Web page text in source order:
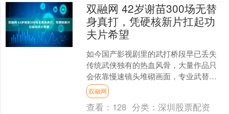
双融网 42岁谢苗300场无替
身真打，凭硬核新片扛起功
夫片希望
如今国产影视剧里的武打桥段早已丢失
传统武侠独有的热血风骨，大量作品只
会依靠慢速镜头堆砌画面，专业武替包
揽全部高危动作，后期特效强行填充打
斗冲击力，演员仅仅简单摆....
双融网
查看： 128 分类：深圳股票配资